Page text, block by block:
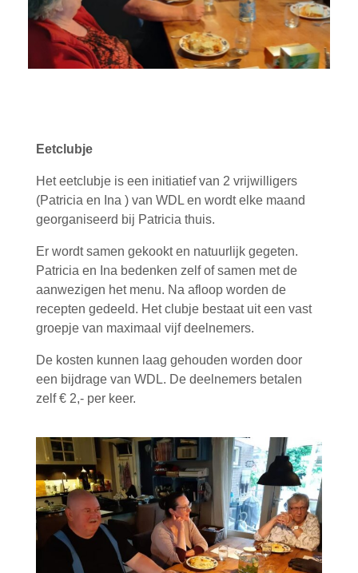
H
e
t
E
e
t
c
u
b
Eetclubje
Het eetclubje is een initiatief van 2 vrijwilligers
(Patricia en Ina ) van WDL en wordt elke maand
georganiseerd bij Patricia thuis.
Er wordt samen gekookt en natuurlijk gegeten.
Patricia en Ina bedenken zelf of samen met de
aanwezigen het menu. Na afloop worden de
recepten gedeeld. Het clubje bestaat uit een vast
groepje van maximaal vijf deelnemers.
De kosten kunnen laag gehouden worden door
een bijdrage van WDL. De deelnemers betalen
zelf € 2,- per keer.